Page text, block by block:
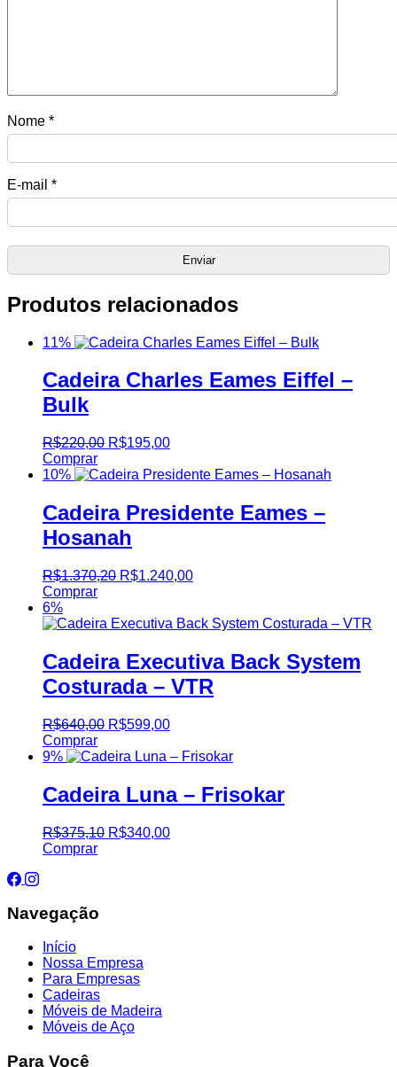
Nome *
E-mail *
Produtos relacionados
11%
Cadeira Charles Eames Eiffel –
Bulk
R$220,00 R$195,00
Comprar
10%
Cadeira Presidente Eames –
Hosanah
R$1.370,20 R$1.240,00
Comprar
6%
Cadeira Executiva Back System
Costurada – VTR
R$640,00 R$599,00
Comprar
9%
Cadeira Luna – Frisokar
R$375,10 R$340,00
Comprar
Navegação
Início
Nossa Empresa
Para Empresas
Cadeiras
Móveis de Madeira
Móveis de Aço
Para Você